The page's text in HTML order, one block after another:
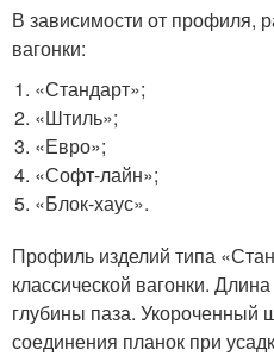
В зависимости от профиля,
вагонки:
«Стандарт»;
«Штиль»;
«Евро»;
«Софт-лайн»;
«Блок-хаус».
Профиль изделий типа
классической вагонки.
глубины паза. Укороченный
соединения планок при